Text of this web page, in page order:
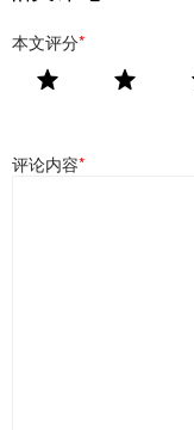
本文评分*
评论内容*